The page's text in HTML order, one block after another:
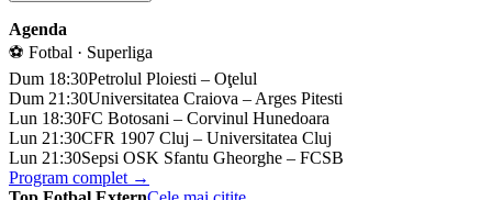
Agenda
⚽ Fotbal · Superliga
Dum 18:30Petrolul Ploiesti – Oţelul
Dum 21:30Universitatea Craiova – Arges Pitesti
Lun 18:30FC Botosani – Corvinul Hunedoara
Lun 21:30CFR 1907 Cluj – Universitatea Cluj
Lun 21:30Sepsi OSK Sfantu Gheorghe – FCSB
Program complet →